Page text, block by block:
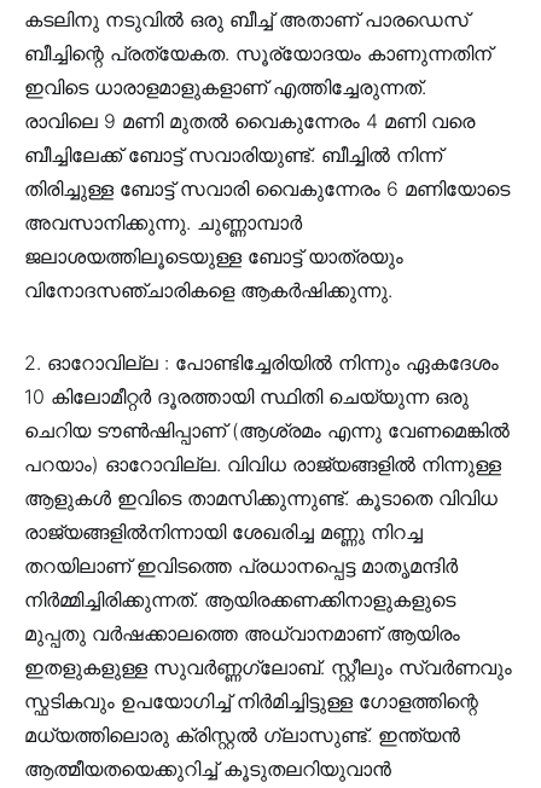
കടലിനു നടുവിൽ ഒരു ബീച്ച് അതാണ് പാരഡെസ്
ബീച്ചിന്റെ പ്രത്യേകത. സൂര്യോദയം കാണുന്നതിന്
ഇവിടെ ധാരാളമാളുകളാണ് എത്തിച്ചേരുന്നത്.
രാവിലെ 9 മണി മുതൽ വൈകുന്നേരം 4 മണി വരെ
ബീച്ചിലേക്ക് ബോട്ട് സവാരിയുണ്ട്‌. ബീച്ചിൽ നിന്ന്
തിരിച്ചുള്ള ബോട്ട് സവാരി വൈകുന്നേരം 6 മണിയോടെ
അവസാനിക്കുന്നു. ചുണ്ണാമ്പാർ
ജലാശയത്തിലൂടെയുള്ള ബോട്ട് യാത്രയും
വിനോദസഞ്ചാരികളെ ആകർഷിക്കുന്നു.
2. ഓറോവില്ല : പോണ്ടിച്ചേരിയിൽ നിന്നും ഏകദേശം
10 കിലോമീറ്റർ ദൂരത്തായി സ്ഥിതി ചെയ്യുന്ന ഒരു
ചെറിയ ടൗൺഷിപ്പാണ് (ആശ്രമം എന്നു വേണമെങ്കിൽ
പറയാം) ഓറോവില്ല. വിവിധ രാജ്യങ്ങളിൽ നിന്നുള്ള
ആളുകൾ ഇവിടെ താമസിക്കുന്നുണ്ട്. കൂടാതെ വിവിധ
രാജ്യങ്ങളില്‍നിന്നായി ശേഖരിച്ച മണ്ണു നിറച്ച
തറയിലാണ് ഇവിടത്തെ പ്രധാനപ്പെട്ട മാതൃമന്ദിര്‍
നിർമ്മിച്ചിരിക്കുന്നത്. ആയിരക്കണക്കിനാളുകളുടെ
മുപ്പതു വർഷക്കാലത്തെ അധ്വാനമാണ് ആയിരം
ഇതളുകളുള്ള സുവർണ്ണഗ്ലോബ്. സ്റ്റീലും സ്വർണവും
സ്ഫടികവും ഉപയോഗിച്ച് നിർമിച്ചിട്ടുള്ള ഗോളത്തിന്റെ
മധ്യത്തിലൊരു ക്രിസ്റ്റൽ ഗ്ലാസുണ്ട്. ഇന്ത്യൻ
ആത്മീയതയെക്കുറിച്ച് കൂടുതലറിയുവാൻ